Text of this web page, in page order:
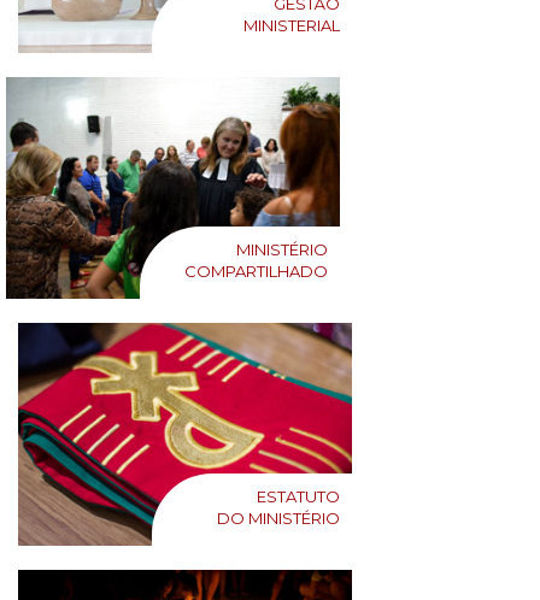
MINISTERIAL
MINISTÉRIO
COMPARTILHADO
ESTATUTO
DO MINISTÉRIO